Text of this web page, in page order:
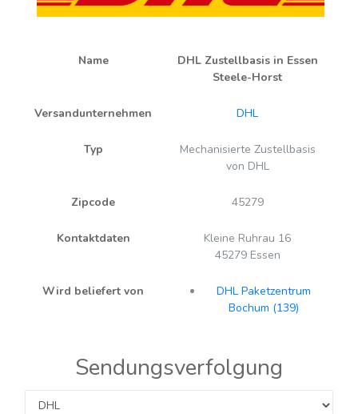
Name
DHL Zustellbasis in Essen
Steele-Horst
Versandunternehmen DHL
Typ
Mechanisierte Zustellbasis
von DHL
Zipcode 45279
Kontaktdaten
Kleine Ruhrau 16
45279 Essen
Wird beliefert von
DHL Paketzentrum
Bochum (139)
Sendungsverfolgung